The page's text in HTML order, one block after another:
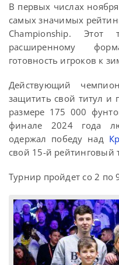
В первых числах
самых значимых
Championship. Этот
расширенному
готовность игроков к
Действующий
защитить свой титул и
размере 175 000
финале 2024 года
одержал победу над
свой 15-й рейтинговый
Турнир пройдет со 2 по